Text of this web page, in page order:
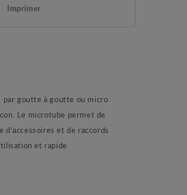
Imprimer
par goutte à goutte ou micro
Le microtube permet de
et de raccords
et rapide